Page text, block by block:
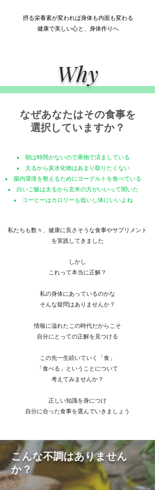
摂る栄養素が変われば身体も内面も変わる
健康で美しい心と、身体作りへ
Why
なぜあなたはその食事を
​選択していますか？
朝は時間がないので果物で済ましている
太るから炭水化物はあまり取りたくない
腸内環境を整えるためにヨーグルトを食べている
白いご飯は太るから玄米の方がいいって聞いた
​コーヒーはカロリーも低いし体にいいよね
私たちも数々、健康に良さそうな食事やサプリメント
を実践してきました
しかし
これって本当に正解？
私の身体にあっているのかな
そんな疑問はありませんか？
情報に溢れたこの時代だからこそ
自分にとっての正解を見つける
この先一生続いていく「食」
「食べる」ということについて
考えてみませんか？
正しい知識を身につけ​
自分に合った食事を選んでいきましょう
こんな不調はありません
か？